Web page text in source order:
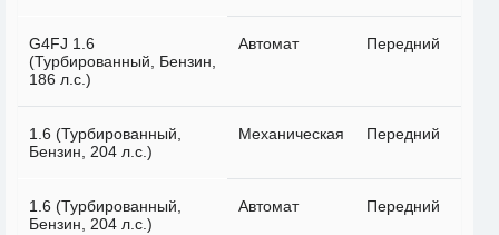
G4FJ 1.6
(Турбированный, Бензин,
186 л.с.)
Автомат Передний
1.6 (Турбированный,
Бензин, 204 л.с.)
Механическая Передний
1.6 (Турбированный,
Бензин, 204 л.с.)
Автомат Передний